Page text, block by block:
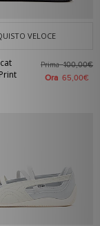
VELOCE
Prima100,00€
Ora 65,00€